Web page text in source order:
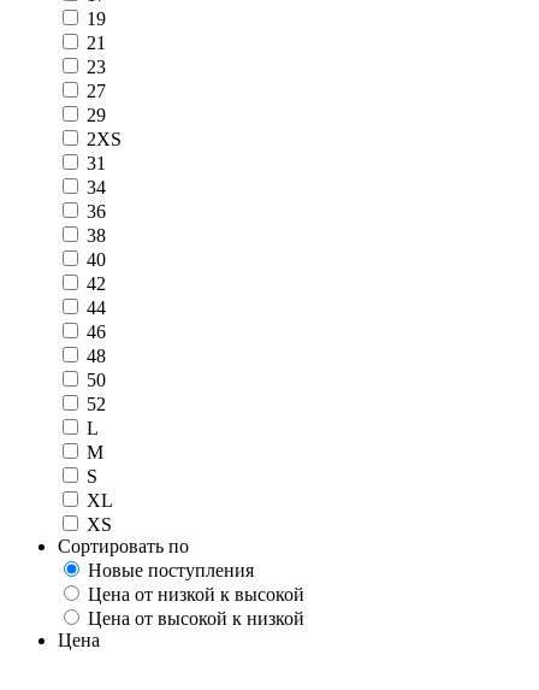
19
21
23
27
29
2XS
31
34
36
38
40
42
44
46
48
50
52
L
M
S
XL
XS
Сортировать по
Новые поступления
Цена от низкой к высокой
Цена от высокой к низкой
Цена